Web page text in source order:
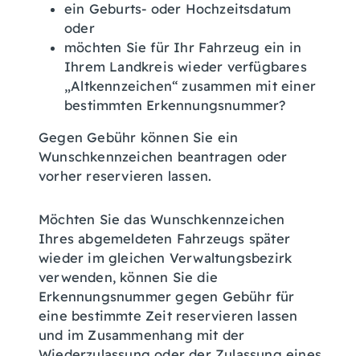
ein Geburts- oder Hochzeitsdatum
oder
möchten Sie für Ihr Fahrzeug ein in
Ihrem Landkreis wieder verfügbares
„Altkennzeichen“ zusammen mit einer
bestimmten Erkennungsnummer?
Gegen Gebühr können Sie ein
Wunschkennzeichen beantragen oder
vorher reservieren lassen.
Möchten Sie das Wunschkennzeichen
Ihres abgemeldeten Fahrzeugs später
wieder im gleichen Verwaltungsbezirk
verwenden, können Sie die
Erkennungsnummer gegen Gebühr für
eine bestimmte Zeit reservieren lassen
und im Zusammenhang mit der